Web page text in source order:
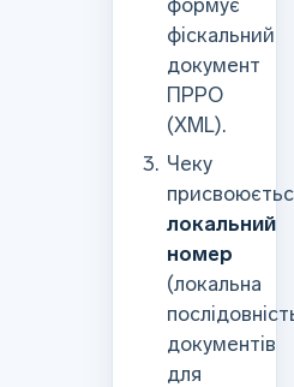
фіскальний
документ
ПРРО
(XML).
Чеку
локальний
номер
(локальна
документів
для